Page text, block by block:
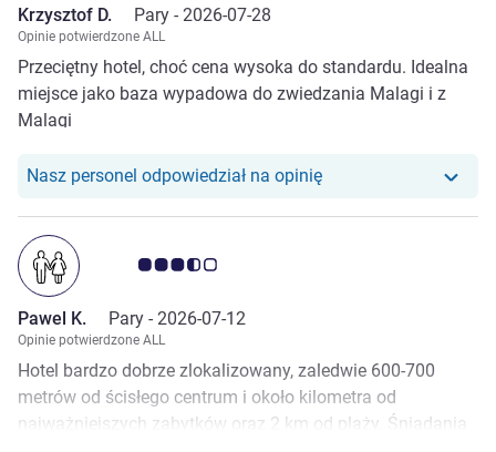
Krzysztof D. Pary - 2026-07-28
Opinie potwierdzone ALL
Przeciętny hotel, choć cena wysoka do standardu. Idealna
miejsce jako baza wypadowa do zwiedzania Malagi i z
Malagi
Nasz personel odpowiedział na opinię
Ocena klientów 3.5/5
Pawel K. Pary - 2026-07-12
Opinie potwierdzone ALL
Hotel bardzo dobrze zlokalizowany, zaledwie 600-700
metrów od ścisłego centrum i około kilometra od
najważniejszych zabytków oraz 2 km od plaży. Śniadania